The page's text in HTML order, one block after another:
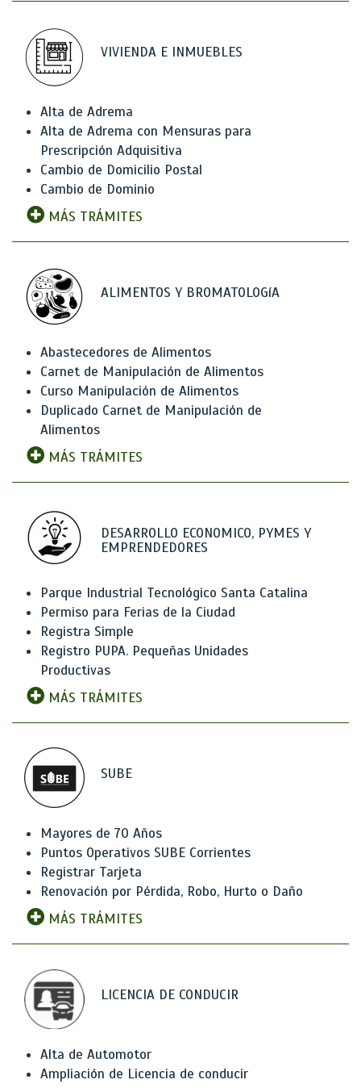
VIVIENDA E INMUEBLES
Alta de Adrema
Alta de Adrema con Mensuras para
Prescripción Adquisitiva
Cambio de Domicilio Postal
Cambio de Dominio
MÁS TRÁMITES
ALIMENTOS Y BROMATOLOGíA
Abastecedores de Alimentos
Carnet de Manipulación de Alimentos
Curso Manipulación de Alimentos
Duplicado Carnet de Manipulación de
Alimentos
MÁS TRÁMITES
DESARROLLO ECONOMICO, PYMES Y
EMPRENDEDORES
Parque Industrial Tecnológico Santa Catalina
Permiso para Ferias de la Ciudad
Registra Simple
Registro PUPA. Pequeñas Unidades
Productivas
MÁS TRÁMITES
SUBE
Mayores de 70 Años
Puntos Operativos SUBE Corrientes
Registrar Tarjeta
Renovación por Pérdida, Robo, Hurto o Daño
MÁS TRÁMITES
LICENCIA DE CONDUCIR
Alta de Automotor
Ampliación de Licencia de conducir